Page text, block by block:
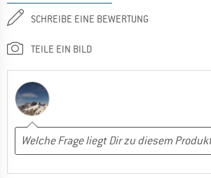
SCHREIBE EINE BEWERTUNG
TEILE EIN BILD